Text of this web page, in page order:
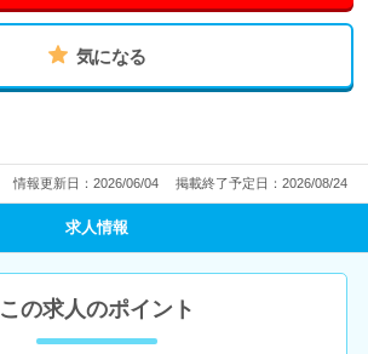
気になる
情報更新日：2026/06/04 掲載終了予定日：2026/08/24
求人情報
この求人のポイント